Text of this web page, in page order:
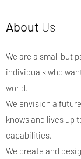
About Us
We are a small but
individuals who
world.
We envision a
knows and lives up
capabilities.
We create and